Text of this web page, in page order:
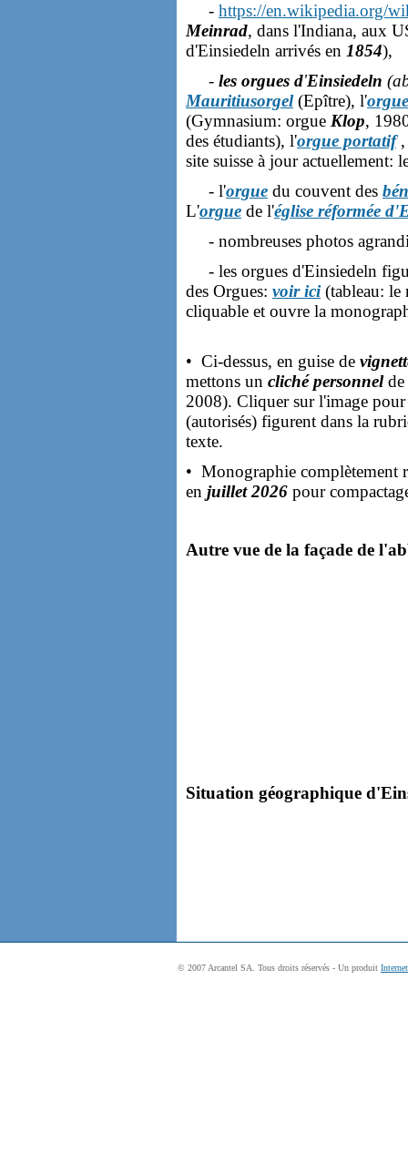
- https://en.wikipedia.org/
Meinrad, dans l'Indiana, aux
d'Einsiedeln arrivés en 1854),
- les orgues d'Einsiedeln
Mauritiusorgel(Epître), l'
(Gymnasium: orgue Klop,
des étudiants), l'orgue portatif,
site suisse à jour actuellement:
- l'orgue du couvent des
L'orgue de l'église réformée
- nombreuses photos
- les orgues d'Einsiedeln
des Orgues: voir ici(tableau: le
cliquable et ouvre la
• Ci-dessus, en guise de
mettons un cliché personnelde
2008). Cliquer sur l'image pour
(autorisés) figurent dans la
texte.
• Monographie complètement
en juillet 2026 pour
Autre vue de la façade de
Situation géographique
© 2007 Arcantel SA. Tous droits réservés - Un produit